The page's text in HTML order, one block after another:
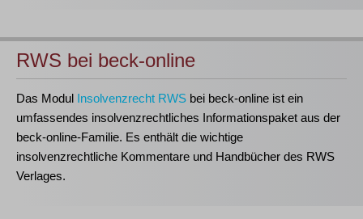
RWS bei beck-online
Das Modul Insolvenzrecht RWS bei beck-online ist ein
umfassendes insolvenzrechtliches Informationspaket aus der
beck-online-Familie. Es enthält die wichtige
insolvenzrechtliche Kommentare und Handbücher des RWS
Verlages.